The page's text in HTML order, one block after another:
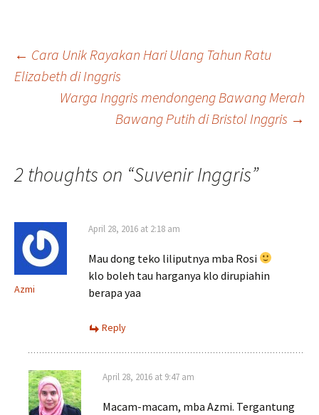
Wow, sudah lebih dari
seabad,…
Post
navigation
← Cara Unik Rayakan Hari Ulang Tahun Ratu
Elizabeth di Inggris
Warga Inggris mendongeng Bawang Merah
Bawang Putih di Bristol Inggris →
2 thoughts on “Suvenir Inggris”
Azmi
April 28, 2016 at 2:18 am
Mau dong teko liliputnya mba Rosi
klo boleh tau harganya klo dirupiahin
berapa yaa
Reply
April 28, 2016 at 9:47 am
Macam-macam, mba Azmi. Tergantung